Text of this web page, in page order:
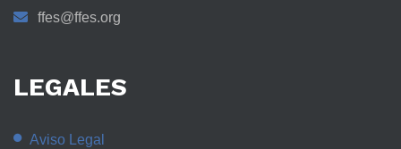
ffes@ffes.org
LEGALES
Aviso Legal